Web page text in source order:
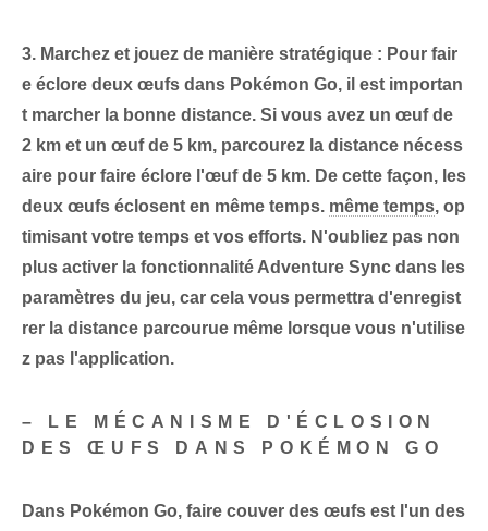
3. Marchez et jouez de manière stratégique : Pour⁢ fair
e éclore deux œufs dans⁢ Pokémon Go, il est importan
t marcher la bonne distance. Si vous avez un œuf de
2 km et un œuf de 5 km, parcourez la distance nécess
aire pour faire éclore l'œuf de 5 km. De cette façon, les
deux œufs éclosent en même temps. même temps, op
timisant votre temps et vos efforts. N'oubliez pas non
plus activer la fonctionnalité Adventure Sync dans les
paramètres du jeu, car cela vous permettra d'enregist
rer la distance parcourue même lorsque vous n'utilise
z pas l'application.
– LE MÉCANISME D'ÉCLOSION
DES ŒUFS DANS POKÉMON GO
Dans Pokémon Go, faire couver des œufs est l'un des